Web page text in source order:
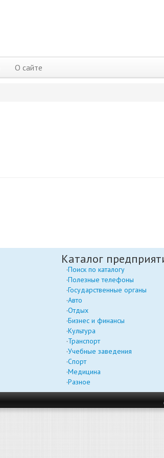
О сайте
Каталог
Поиск по каталогу
Полезные телефоны
Государственные органы
Авто
Отдых
Бизнес и финансы
Культура
Транспорт
Учебные заведения
Спорт
Медицина
Разное